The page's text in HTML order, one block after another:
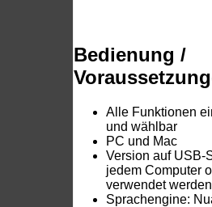
Bedienung /
Alle Funktionen
und wählbar
PC und Mac
Version auf USB-
jedem Computer
verwendet werden
Sprachengine: